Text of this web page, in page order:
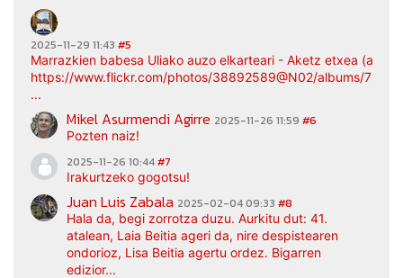
2025-11-29 11:43 #5
Marrazkien babesa Uliako auzo elkarteari - Aketz etxea
https://www.flickr.com/photos/38892589@N02/albums/
...
Mikel Asurmendi Agirre 2025-11-26 11:59 #6
Pozten naiz!
2025-11-26 10:44#7
Irakurtzeko gogotsu!
Juan Luis Zabala 2025-02-04 09:33 #8
Hala da, begi zorrotza duzu. Aurkitu dut: 41.
atalean, Laia Beitia ageri da, nire despistearen
ondorioz, Lisa Beitia agertu ordez. Bigarren
edizior...